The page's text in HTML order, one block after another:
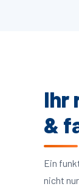
Ihr
&
Ein
nicht